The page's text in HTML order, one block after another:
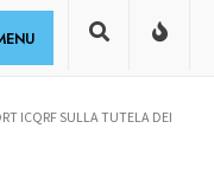
ICQRF SULLA TUTELA DEI